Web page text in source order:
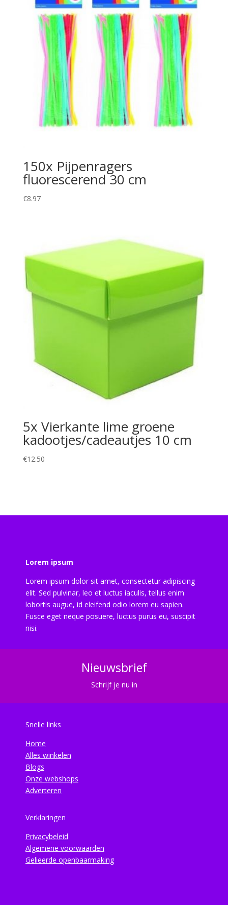
150x Pijpenragers
fluorescerend 30 cm
€8.97
5x Vierkante lime groene
kadootjes/cadeautjes 10 cm
€12.50
Lorem ipsum
Lorem ipsum dolor sit amet, consectetur adipiscing
elit. Sed pulvinar, leo et luctus iaculis, tellus enim
lobortis augue, id eleifend odio lorem eu sapien.
Fusce eget neque posuere, luctus purus eu, suscipit
nisi.
Nieuwsbrief
Schrijf je nu in
Snelle links
Home
Alles winkelen
Blogs
Onze webshops
Adverteren
Verklaringen
Privacybeleid
Algemene voorwaarden
Gelieerde openbaarmaking